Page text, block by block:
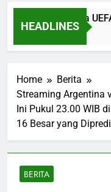
HEADLINES
Liga Eropa UEFA
Home
Berita
Streaming Argentina
Ini Pukul 23.00 WIB
16 Besar yang
BERITA